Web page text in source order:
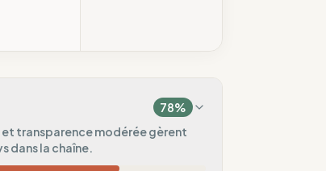
78%
transparence modérée gèrent
dans la chaîne.